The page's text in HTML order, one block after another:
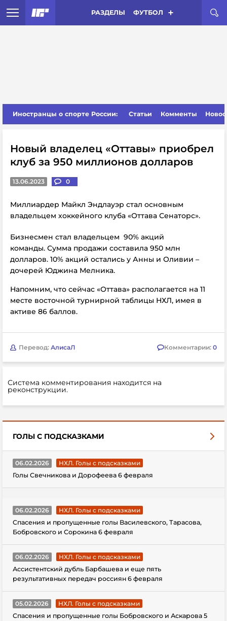
РАЗДЕЛЫ ФУТБОЛ
Иностранцы о спорте России: Статьи Комменты
Новый владелец «Оттавы» приобрел
клуб за 950 миллионов долларов
13.06.2023 0
Миллиардер Майкл Эндлауэр стал основным
владельцем хоккейного клуба «Оттава Сенаторс».
Бизнесмен стал владельцем 90% акций
команды. Сумма продажи составила 950 млн
долларов. 10% акций остались у Анны и Оливии –
дочерей Юджина Мелника.
Напомним, что сейчас «Оттава» располагается на 11
месте восточной турнирной таблицы НХЛ, имея в
активе 86 баллов.
Перевод: АлисаЛ Комментарии: 0
Система комментирования находится на
реконструкции.
ГОЛЫ С ПОДСКАЗКАМИ
06.02.2026
НХЛ. Голы с подсказками
Голы Свечникова и Дорофеева 6 февраля
06.02.2026
НХЛ. Голы с подсказками
Спасения и пропущенные голы Василевского, Тарасова,
Бобровского и Сорокина 6 февраля
06.02.2026
НХЛ. Голы с подсказками
Ассистентский дубль Барбашева и еще пять
результативных передач россиян 6 февраля
05.02.2026
НХЛ. Голы с подсказками
Спасения и пропущенные голы Бобровского и Аскарова 5